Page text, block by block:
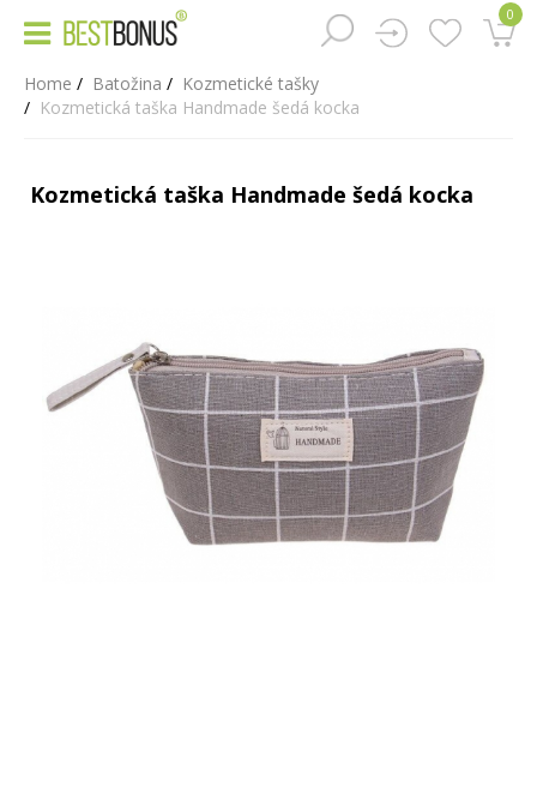
0
Home Batožina
Kozmetické tašky
Kozmetická taška Handmade šedá kocka
Kozmetická taška Handmade šedá kocka